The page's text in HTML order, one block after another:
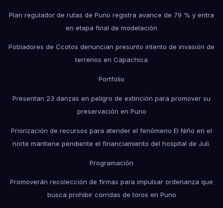
Plan regulador de rutas de Puno registra avance de 79 % y entra
en etapa final de modelación
Pobladores de Ccotos denuncian presunto intento de invasión de
terrenos en Capachica
Portfolio
Presentan 23 danzas en peligro de extinción para promover su
preservación en Puno
Priorización de recursos para atender el fenómeno El Niño en el
norte mantiene pendiente el financiamiento del hospital de Juli.
Programación
Promoverán recolección de firmas para impulsar ordenanza que
busca prohibir corridas de toros en Puno